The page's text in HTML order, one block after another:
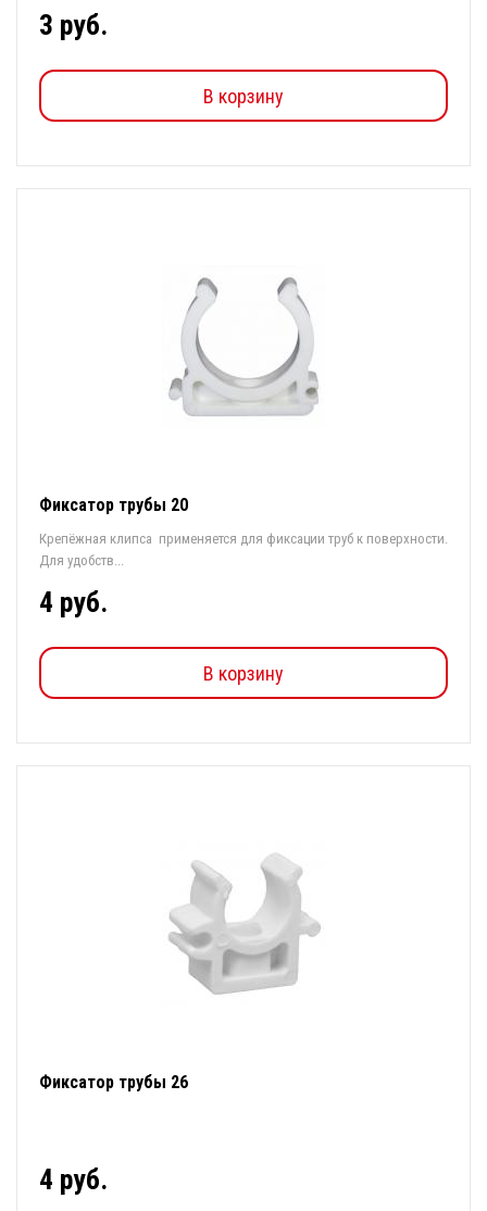
3 руб.
В корзину
Фиксатор трубы 20
Крепёжная клипса применяется для фиксации труб к поверхности.
Для удобств...
4 руб.
В корзину
Фиксатор трубы 26
4 руб.